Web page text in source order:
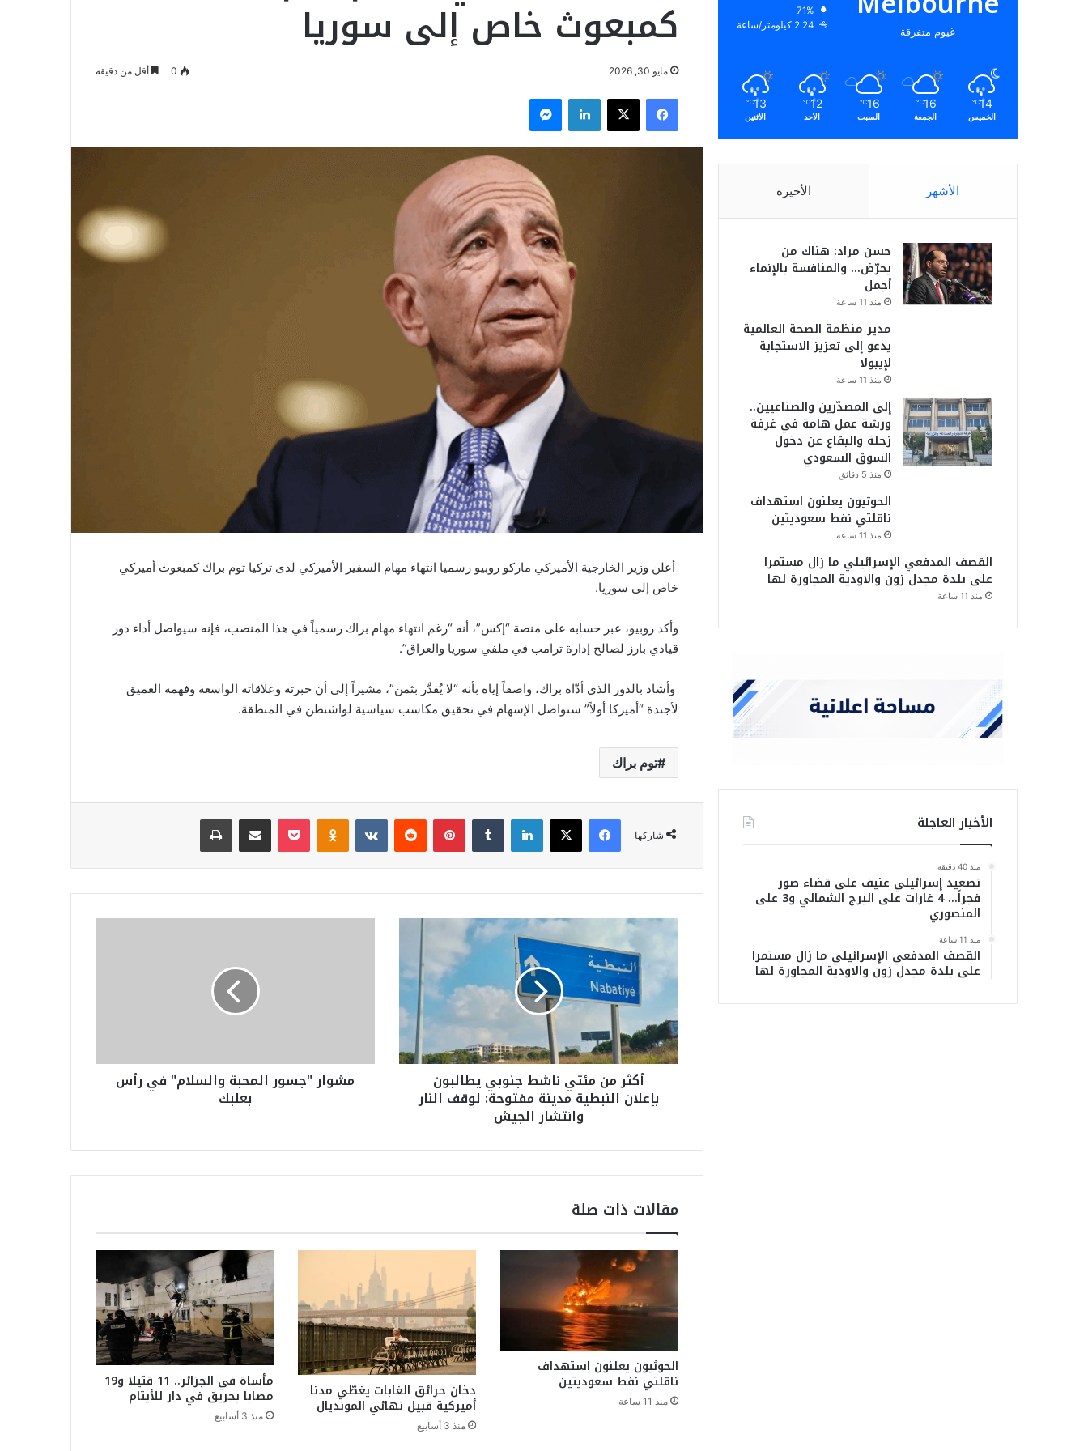
كمبعوث خاص إلى سوريا
مايو 30, 2026 0 أقل من دقيقة
فيسبوك لينكدإن
أعلن وزير الخارجية الأميركي ماركو روبيو رسميا انتهاء مهام السفير الأميركي لدى تركيا توم براك كمبعوث أميركي
خاص إلى سوريا.
وأكد روبيو، عبر حسابه على منصة “إكس”، أنه “رغم انتهاء مهام براك رسمياً في هذا المنصب، فإنه سيواصل أداء دور
قيادي بارز لصالح إدارة ترامب في ملفي سوريا والعراق”.
وأشاد بالدور الذي أدّاه براك، واصفاً إياه بأنه “لا يُقدَّر بثمن”، مشيراً إلى أن خبرته وعلاقاته الواسعة وفهمه العميق
لأجندة “أميركا أولاً” ستواصل الإسهام في تحقيق مكاسب سياسية لواشنطن في المنطقة.
توم براك
شاركها
فيسبوك لينكدإن بينتيريست
ر
ن
م
ئ
ت
ط
ب
ي
ي
ل
ب
ن
ب
إ
ع
أكثر من مئتي ناشط جنوبي يطالبون
بإعلان النبطية مدينة مفتوحة: لوقف النار
وانتشار الجيش
و
ح
ل
س
"
ف
ي
ر
س
ب
مشوار "جسور المحبة والسلام" في رأس
بعلبك
مقالات ذات صلة
الحوثيون يعلنون استهداف
ناقلتي نفط سعوديتين
منذ 11 ساعة
دخان حرائق الغابات يغطّي مدنا
أميركية قبيل نهائي المونديال
منذ 3 أسابيع
مأساة في الجزائر.. 11 قتيلا و19
مصابا بحريق في دار للأيتام
منذ 3 أسابيع
غيوم متفرقة
71%
2.24 كيلومتر/ساعة
14
℃
الخميس
16
℃
الجمعة
16
℃
السبت
12
℃
الأحد
13
℃
الأثنين
الأشهر الأخيرة
حسن مراد: هناك من
يحرّض… والمنافسة بالإنماء
أجمل
منذ 11 ساعة
مدير منظمة الصحة العالمية
يدعو إلى تعزيز الاستجابة
لإيبولا
منذ 11 ساعة
إلى المصدّرين والصناعيين..
ورشة عمل هامة في غرفة
زحلة والبقاع عن دخول
السوق السعودي
منذ 5 دقائق
الحوثيون يعلنون استهداف
ناقلتي نفط سعوديتين
منذ 11 ساعة
القصف المدفعي الإسرائيلي ما زال مستمرا
على بلدة مجدل زون والاودية المجاورة لها
منذ 11 ساعة
الأخبار العاجلة
منذ 40 دقيقة
تصعيد إسرائيلي عنيف على قضاء صور
فجراً… 4 غارات على البرج الشمالي و3 على
المنصوري
منذ 11 ساعة
القصف المدفعي الإسرائيلي ما زال مستمرا
على بلدة مجدل زون والاودية المجاورة لها